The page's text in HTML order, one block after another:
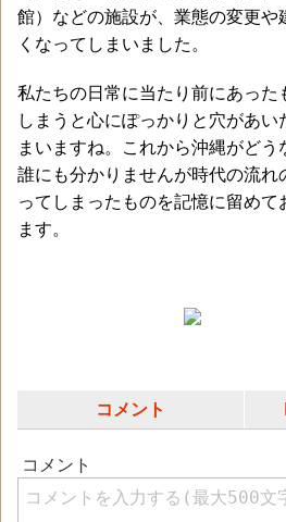
館）などの施設が、業態の変更や
くなってしまいました。
私たちの日常に当たり前にあった
しまうと心にぽっかりと穴があい
まいますね。これから沖縄がど
誰にも分かりませんが時代の流れ
ってしまったものを記憶に留め
ます。
コメント